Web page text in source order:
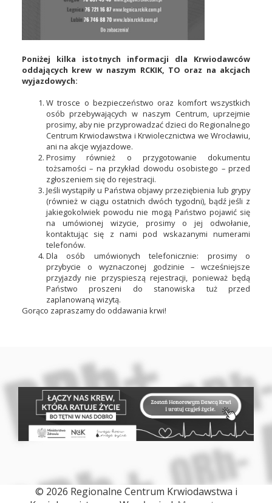
Poniżej kilka istotnych informacji dla Krwiodawców
oddających krew w naszym RCKIK, TO oraz na akcjach
wyjazdowych:
Wtrosce o bezpieczeństwo oraz komfortwszystkich
osóbprzebywającychw naszym Centrum,uprzejmie
prosimy, abynie przyprowadzać dzieci doRegionalnego
CentrumKrwiodawstwa iKrwiolecznictwa weWrocławiu,
ani na akcje wyjazdowe.
Prosimyrównież o przygotowanie dokumentu
tożsamości – naprzykład dowodu osobistego –przed
zgłoszeniem się do rejestracji.
Jeśliwystąpiłyu Państwa objawyprzeziębienia lub grypy
(również w ciągu ostatnich dwóch tygodni), bądźjeśli z
jakiegokolwiek powodunie mogą Państwopojawić się
na umówionej wizycie,prosimy ojej odwołanie,
kontaktując się z namipod wskazanyminumerami
telefonów.
Dla osób umówionychtelefonicznie: prosimy o
przybycie o wyznaczonej godzinie –wcześniejsze
przyjazdynie przyspiesząrejestracji, ponieważbędą
Państwoproszeni do stanowiska tużprzed
zaplanowaną wizytą.
Gorąco zapraszamy do oddawania krwi!
© 2026 Regionalne Centrum Krwiodawstwa i